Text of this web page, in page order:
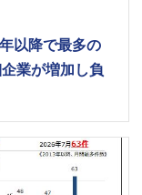
以降で最多の
業が増加し負